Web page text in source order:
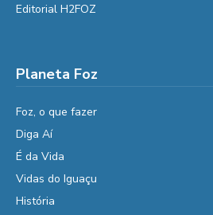
Editorial H2FOZ
Planeta Foz
Foz, o que fazer
Diga Aí
É da Vida
Vidas do Iguaçu
História